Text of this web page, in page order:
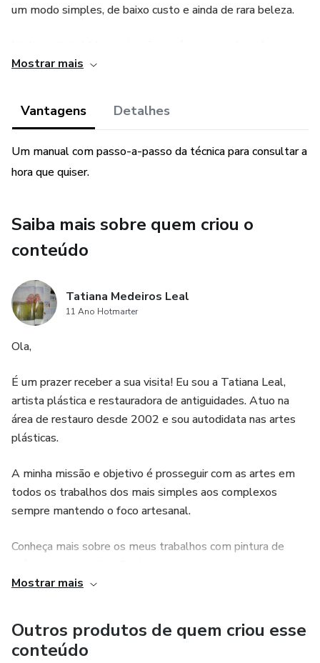
um modo simples, de baixo custo e ainda de rara beleza.
uma pintura imitativa procurando seguir os traços, as cores
No ebook Marmorização, contém o passo-a passo
preparação da superfície. Com certeza você se
surpreenderá com os resultados.
Mostrar mais
Vantagens Detalhes
Um manual com passo-a-passo da técnica para consultar a
hora que quiser.
Saiba mais sobre quem criou o
conteúdo
Tatiana Medeiros Leal
11 Ano Hotmarter
Ola,
É um prazer receber a sua visita! Eu sou a Tatiana Leal,
artista plástica e restauradora de antiguidades. Atuo na
área de restauro desde 2002 e sou autodidata nas artes
plásticas.
A minha missão e objetivo é prosseguir com as artes em
todos os trabalhos dos mais simples aos complexos
sempre mantendo o foco artesanal.
Conheça mais sobre os meus trabalhos com pintura de
www.pinturademoveis.com.br
Mostrar mais
Outros produtos de quem criou esse
conteúdo